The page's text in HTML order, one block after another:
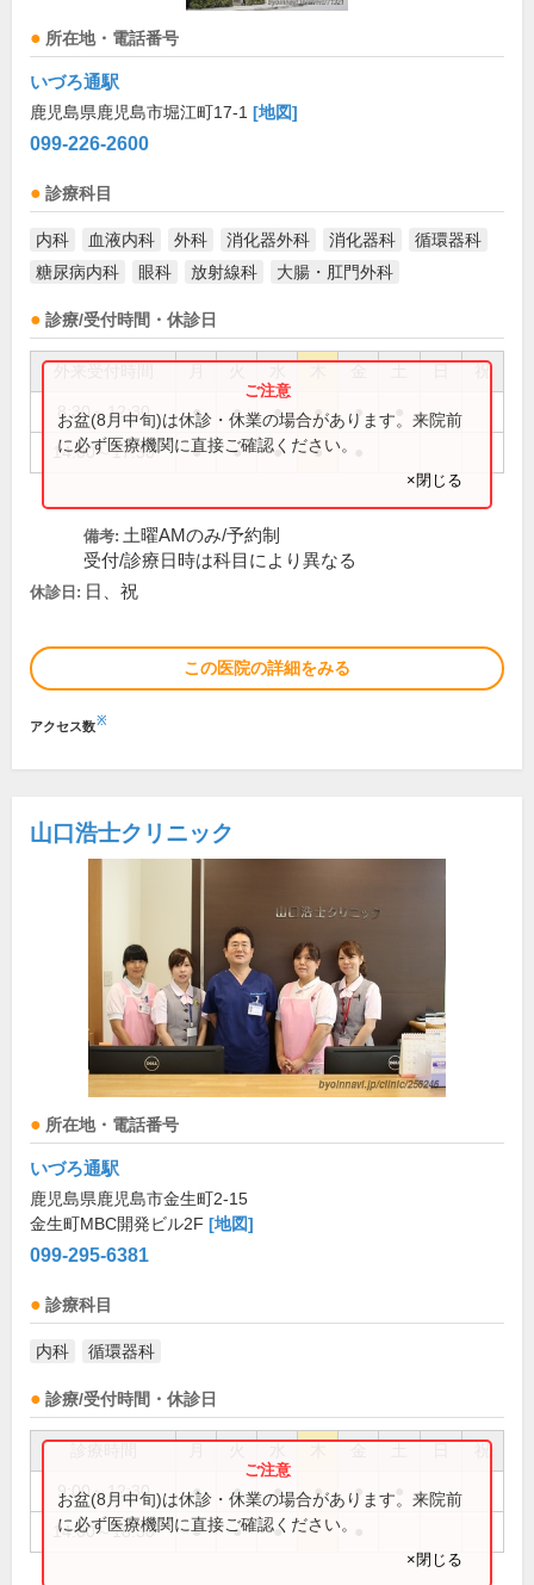
所在地・電話番号
いづろ通駅
鹿児島県鹿児島市堀江町17-1 [地図]
099-226-2600
診療科目
内科 血液内科 外科 消化器外科 消化器科
循環器科
糖尿病内科
眼科 放射線科 大腸・肛門外科
診療/受付時間・休診日
祝
8:30～12:30 ● ● ● ● ●
14:00～17:30 ● ● ● ●
お盆(8月中旬)は休診・休業の場合があります。来院前
に必ず医療機関に直接ご確認ください。
×閉じる
備考: 土曜AMのみ/予約制
受付/診療日時は科目により異なる
休診日: 日、祝
この医院の詳細をみる
アクセス数※
山口浩士クリニック
所在地・電話番号
いづろ通駅
鹿児島県鹿児島市金生町2-15
金生町MBC開発ビル2F [地図]
099-295-6381
診療科目
内科 循環器科
診療/受付時間・休診日
祝
9:00～12:30 ● ● ● ● ●
14:00～18:30 ● ● ●
お盆(8月中旬)は休診・休業の場合があります。来院前
に必ず医療機関に直接ご確認ください。
×閉じる